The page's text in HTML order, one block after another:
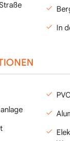
In